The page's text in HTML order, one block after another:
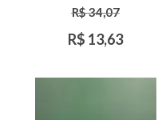
R$ 34,07
R$ 13,63